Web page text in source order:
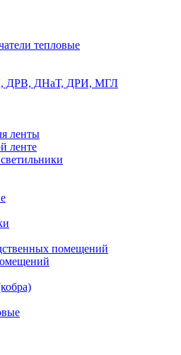
тепловые
ДРВ, ДНаТ, ДРИ, МГЛ
ленты
ленте
помещений